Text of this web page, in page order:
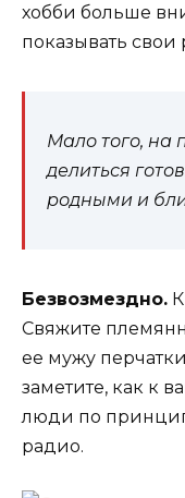
хобби больше
показывать
Мало того, на
делиться
родными и
Безвозмездно.
Свяжите
ее мужу
заметите, как к
люди по
радио.